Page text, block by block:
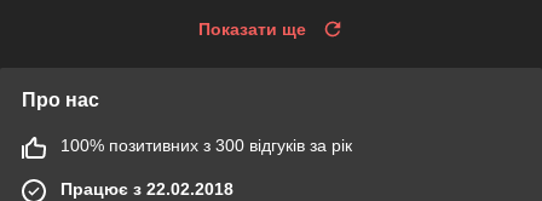
Показати ще
Про нас
100% позитивних з 300 відгуків за рік
Працює з 22.02.2018